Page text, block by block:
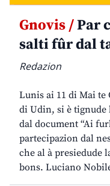
Gnovis /Par
salti fûr dal
Redazion
Lunis ai 11 di Mai te
di Udin, si è tignude
dal document “Ai
partecipazion dal
che al à presiedude
bons. Luciano